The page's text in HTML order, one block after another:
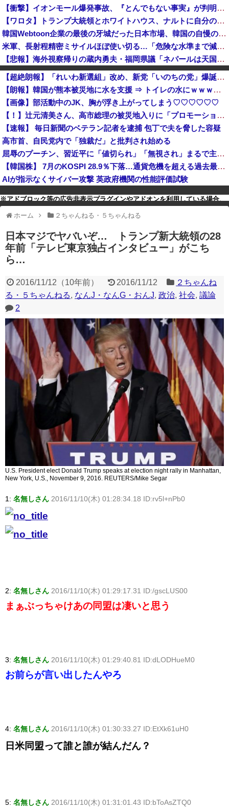
【衝撃】イオンモール爆発事故、『とんでもない事実』が判明してしまう・・・・・・
【ワロタ】トランプ大統領とホワイトハウス、ナルトに自分の顔を合成して投稿 日本政府が苦言「公的機関であっても許諾が必要」
韓国Webtoon企業の最後の牙城だった日本市場、韓国の自慢の種だった某アプリが遂に……
米軍、長射程精密ミサイルほぼ使い切る…「危険な水準まで減少」と軍高官が警告！
【悲報】海外視察帰りの蔵内勇夫・福岡県議「ネパールは天国だった！」あまりの能天気発言で大炎上 → ｗｗｗｗｗｗｗｗｗｗｗｗｗｗ
【速報】ジャンポケ斉藤の被害女性「バウムクーヘン売ったりTikTokライブしててムカついたから示談しなかった」
既婚男性「大学院生のころにオカリナ教えた小学生が現在の妻ですね」→ネット大荒れｗｗｗｗ
【悲報】石破茂さん「高市内閣のやり方は強引だ！」支持率下落の理由を指摘 → ﾈｯﾄ「お前が言うな」「鳥取県だけ減税無しで！」 ｗｗｗｗｗｗｗｗｗ...
【超絶朗報】「れいわ新選組」改め、新党「いのちの党」爆誕！！！うおおおおおおおお
【朗報】韓国が熊本被災地に水を支援 ⇒ トイレの水にｗｗｗｗｗｗｗ
【画像】部活動中のJK、胸が浮き上がってしまう♡♡♡♡♡♡
【！】辻元清美さん、高市総理の被災地入りに「プロモーションのような動画を撮らせて、悲しく情けない！」ｗｗｗｗｗｗｗｗｗｗｗｗｗｗ
【速報】 毎日新聞のベテラン記者を逮捕 包丁で夫を脅した容疑
高市首、自民党内で「独裁だ」と批判され始める
屈辱のプーチン、習近平に「値切られ」「無視され」まるで主従関係…ロシアが中国の属国になりつつある！
【韓国株】 7月のKOSPI 28.9％下落…通貨危機を超える過去最大の下げ幅
AIが指示なくサイバー攻撃 英政府機関の性能評価試験
※アドブロック等の広告非表示プラグインやアドオンを利用している場合、
一部のコンテンツが表示されなくなったり、サイト全体のレイアウトが崩れ
たりする場合があります。
ホーム ２ちゃんねる・５ちゃんねる
日本マジでヤバいぞ… トランプ新大統領の28
年前「テレビ東京独占インタビュー」がこち
ら…
2016/11/12 （10年前） 2016/11/12
２ちゃんね
る・５ちゃんねる, なんJ・なんG・おんJ, 政治, 社会, 議論
2
U.S. President elect Donald Trump speaks at election night rally in Manhattan,
New York, U.S., November 9, 2016. REUTERS/Mike Segar
1: 名無しさん 2016/11/10(木) 01:28:34.18 ID:rv5l+nPb0
2: 名無しさん 2016/11/10(木) 01:29:17.31 ID:/gscLUS00
まぁぶっちゃけあの同盟は凄いと思う
3: 名無しさん 2016/11/10(木) 01:29:40.81 ID:dLODHueM0
お前らが言い出したんやろ
4: 名無しさん 2016/11/10(木) 01:30:33.27 ID:EtXk61uH0
日米同盟って誰と誰が結んだん？
5: 名無しさん 2016/11/10(木) 01:31:01.43 ID:bToAsZTQ0